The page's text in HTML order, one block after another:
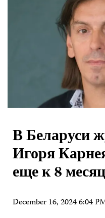
В Беларуси
Игоря
еще к 8
December 16, 2024 6:04